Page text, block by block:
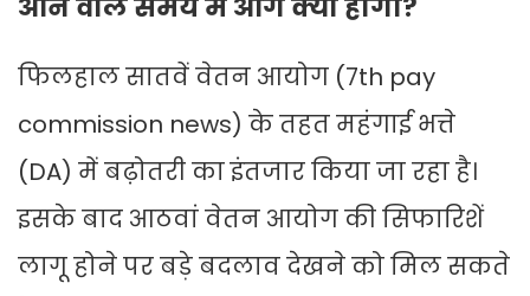
आने वाले समय में आगे क्या होगा?
फिलहाल सातवें वेतन आयोग (7th pay
commission news) के तहत महंगाई भत्ते
(DA) में बढ़ोतरी का इंतजार किया जा रहा है।
इसके बाद आठवां वेतन आयोग की सिफारिशें
लागू होने पर बड़े बदलाव देखने को मिल सकते